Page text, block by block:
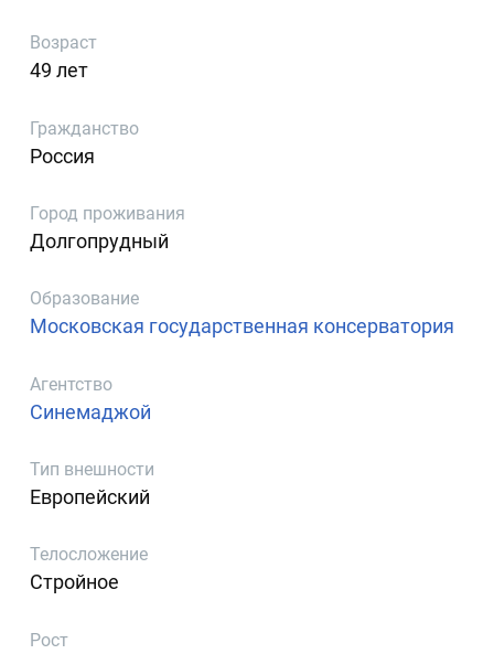
Возраст
49 лет
Гражданство
Россия
Город проживания
Долгопрудный
Образование
Московская государственная консерватория
Агентство
Синемаджой
Тип внешности
Европейский
Телосложение
Стройное
Рост